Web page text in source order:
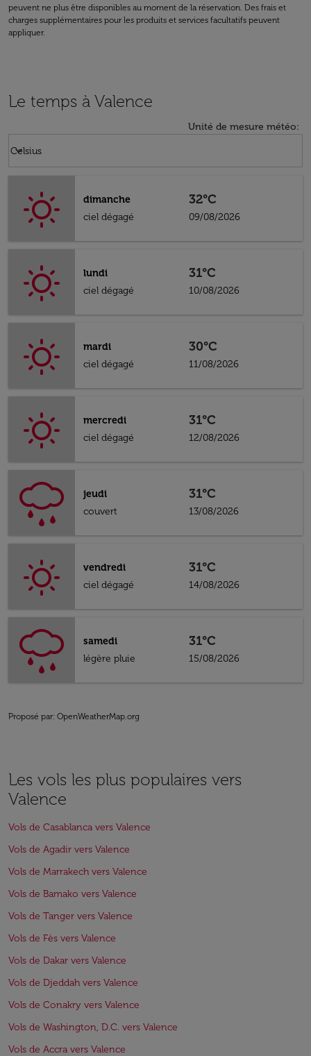
peuvent ne plus être disponibles au moment de la réservation. Des frais et
charges supplémentaires pour les produits et services facultatifs peuvent
appliquer.
Le temps à Valence
Unité de mesure météo:
Celsius
keyboard_arrow_down
dimanche
ciel dégagé
32°C
09/08/2026
lundi
ciel dégagé
31°C
10/08/2026
mardi
ciel dégagé
30°C
11/08/2026
mercredi
ciel dégagé
31°C
12/08/2026
jeudi
couvert
31°C
13/08/2026
vendredi
ciel dégagé
31°C
14/08/2026
samedi
légère pluie
31°C
15/08/2026
Proposé par: OpenWeatherMap.org
Les vols les plus populaires vers
Valence
Vols de Casablanca vers Valence
Vols de Agadir vers Valence
Vols de Marrakech vers Valence
Vols de Bamako vers Valence
Vols de Tanger vers Valence
Vols de Fès vers Valence
Vols de Dakar vers Valence
Vols de Djeddah vers Valence
Vols de Conakry vers Valence
Vols de Washington, D.C. vers Valence
Vols de Accra vers Valence